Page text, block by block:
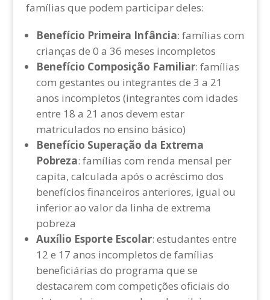
famílias que podem participar deles:
Benefício Primeira Infância: famílias com
crianças de 0 a 36 meses incompletos
Benefício Composição Familiar: famílias
com gestantes ou integrantes de 3 a 21
anos incompletos (integrantes com idades
entre 18 a 21 anos devem estar
matriculados no ensino básico)
Benefício Superação da Extrema
Pobreza: famílias com renda mensal per
capita, calculada após o acréscimo dos
benefícios financeiros anteriores, igual ou
inferior ao valor da linha de extrema
pobreza
Auxílio Esporte Escolar: estudantes entre
12 e 17 anos incompletos de famílias
beneficiárias do programa que se
destacarem com competições oficiais do